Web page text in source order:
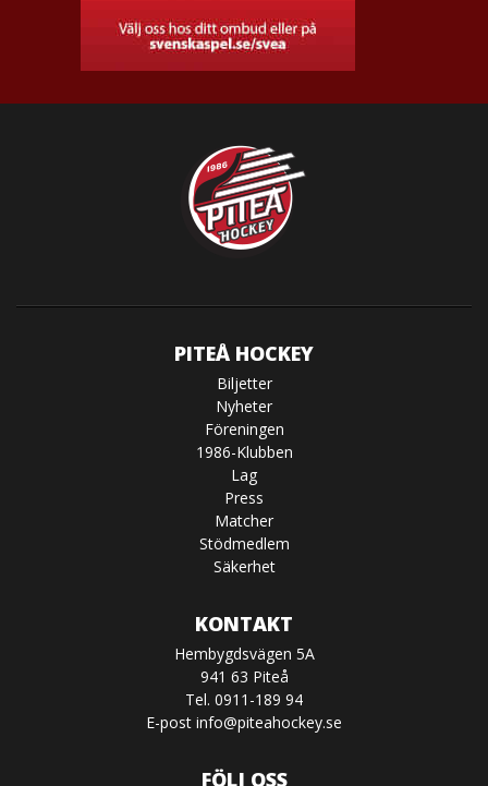
PITEÅ HOCKEY
Biljetter
Nyheter
Föreningen
1986-Klubben
Lag
Press
Matcher
Stödmedlem
Säkerhet
KONTAKT
Hembygdsvägen 5A
941 63 Piteå
Tel. 0911-189 94
E-post info@piteahockey.se
FÖLJ OSS